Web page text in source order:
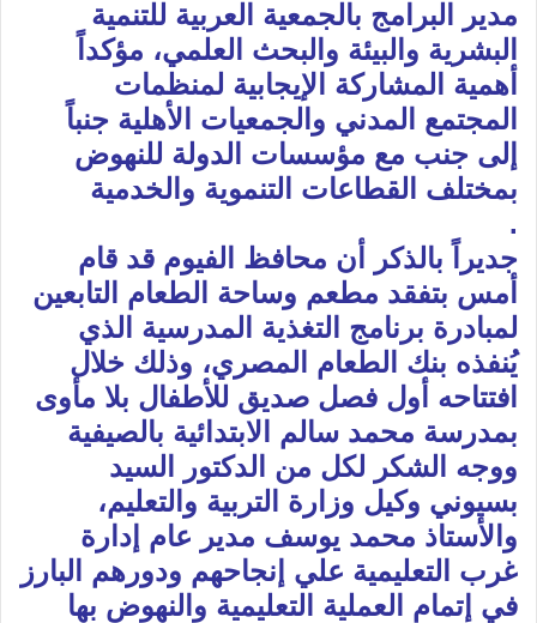
مدير البرامج بالجمعية العربية للتنمية
البشرية والبيئة والبحث العلمي، مؤكداً
أهمية المشاركة الإيجابية لمنظمات
المجتمع المدني والجمعيات الأهلية جنباً
إلى جنب مع مؤسسات الدولة للنهوض
بمختلف القطاعات التنموية والخدمية
.
جديراً بالذكر أن محافظ الفيوم قد قام
أمس بتفقد مطعم وساحة الطعام التابعين
لمبادرة برنامج التغذية المدرسية الذي
يُنفذه بنك الطعام المصري، وذلك خلال
افتتاحه أول فصل صديق للأطفال بلا مأوى
بمدرسة محمد سالم الابتدائية بالصيفية
ووجه الشكر لكل من الدكتور السيد
بسيوني وكيل وزارة التربية والتعليم،
والأستاذ محمد يوسف مدير عام إدارة
غرب التعليمية علي إنجاحهم ودورهم البارز
في إتمام العملية التعليمية والنهوض بها